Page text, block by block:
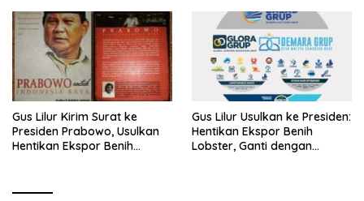
Gus Lilur Kirim Surat ke
Presiden Prabowo, Usulkan
Hentikan Ekspor Benih
Gus Lilur Usulkan ke Presiden:
Hentikan Ekspor Benih
Lobster, Ganti dengan